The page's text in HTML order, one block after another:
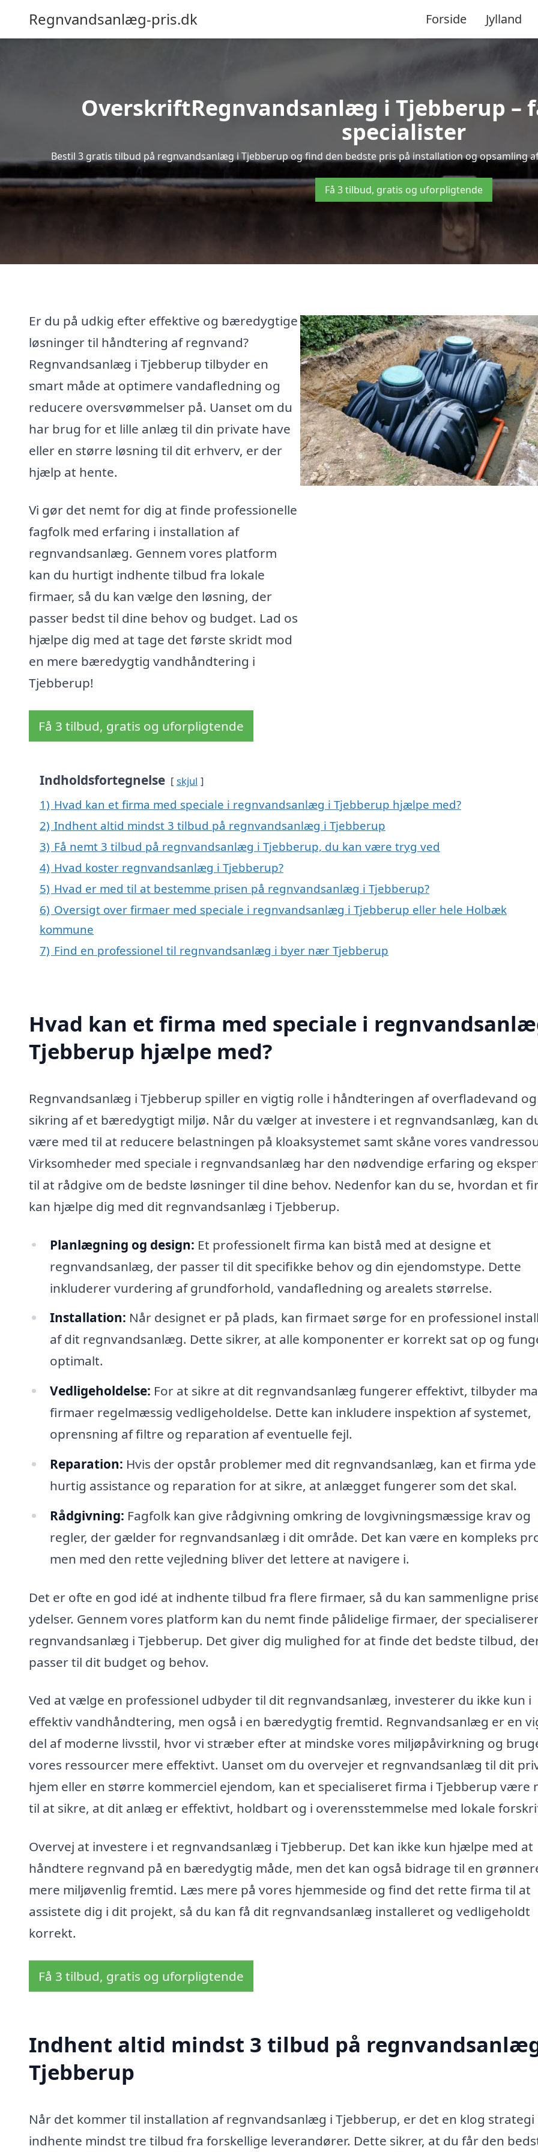
Regnvandsanlæg-pris.dk Forside Jylland
OverskriftRegnvandsanlæg i Tjebberup –
specialister
Bestil 3 gratis tilbud på regnvandsanlæg i Tjebberup og find den bedste pris på installation og opsamling
Få 3 tilbud, gratis og uforpligtende
Er du på udkig efter effektive og bæredygtige
løsninger til håndtering af regnvand?
Regnvandsanlæg i Tjebberup tilbyder en
smart måde at optimere vandafledning og
reducere oversvømmelser på. Uanset om du
har brug for et lille anlæg til din private have
eller en større løsning til dit erhverv, er der
hjælp at hente.
Vi gør det nemt for dig at finde professionelle
fagfolk med erfaring i installation af
regnvandsanlæg. Gennem vores platform
kan du hurtigt indhente tilbud fra lokale
firmaer, så du kan vælge den løsning, der
passer bedst til dine behov og budget. Lad os
hjælpe dig med at tage det første skridt mod
en mere bæredygtig vandhåndtering i
Tjebberup!
Få 3 tilbud, gratis og uforpligtende
Indholdsfortegnelse skjul
1) Hvad kan et firma med speciale i regnvandsanlæg i Tjebberup hjælpe med?
2) Indhent altid mindst 3 tilbud på regnvandsanlæg i Tjebberup
3) Få nemt 3 tilbud på regnvandsanlæg i Tjebberup, du kan være tryg ved
4) Hvad koster regnvandsanlæg i Tjebberup?
5) Hvad er med til at bestemme prisen på regnvandsanlæg i Tjebberup?
6) Oversigt over firmaer med speciale i regnvandsanlæg i Tjebberup eller hele Holbæk
kommune
7) Find en professionel til regnvandsanlæg i byer nær Tjebberup
Hvad kan et firma med speciale i
Tjebberup hjælpe med?
Regnvandsanlæg i Tjebberup spiller en vigtig rolle i håndteringen af overfladevand og
sikring af et bæredygtigt miljø. Når du vælger at investere i et regnvandsanlæg, kan
være med til at reducere belastningen på kloaksystemet samt skåne vores
Virksomheder med speciale i regnvandsanlæg har den nødvendige erfaring og
til at rådgive om de bedste løsninger til dine behov. Nedenfor kan du se, hvordan et
kan hjælpe dig med dit regnvandsanlæg i Tjebberup.
Planlægning og design: Et professionelt firma kan bistå med at designe et
regnvandsanlæg, der passer til dit specifikke behov og din ejendomstype. Dette
inkluderer vurdering af grundforhold, vandafledning og arealets størrelse.
Installation: Når designet er på plads, kan firmaet sørge for en professionel
af dit regnvandsanlæg. Dette sikrer, at alle komponenter er korrekt sat op og
optimalt.
Vedligeholdelse: For at sikre at dit regnvandsanlæg fungerer effektivt, tilbyder
firmaer regelmæssig vedligeholdelse. Dette kan inkludere inspektion af systemet,
oprensning af filtre og reparation af eventuelle fejl.
Reparation: Hvis der opstår problemer med dit regnvandsanlæg, kan et firma yde
hurtig assistance og reparation for at sikre, at anlægget fungerer som det skal.
Rådgivning: Fagfolk kan give rådgivning omkring de lovgivningsmæssige krav og
regler, der gælder for regnvandsanlæg i dit område. Det kan være en kompleks
men med den rette vejledning bliver det lettere at navigere i.
Det er ofte en god idé at indhente tilbud fra flere firmaer, så du kan sammenligne
ydelser. Gennem vores platform kan du nemt finde pålidelige firmaer, der
regnvandsanlæg i Tjebberup. Det giver dig mulighed for at finde det bedste tilbud,
passer til dit budget og behov.
Ved at vælge en professionel udbyder til dit regnvandsanlæg, investerer du ikke kun i
effektiv vandhåndtering, men også i en bæredygtig fremtid. Regnvandsanlæg er en
del af moderne livsstil, hvor vi stræber efter at mindske vores miljøpåvirkning og
vores ressourcer mere effektivt. Uanset om du overvejer et regnvandsanlæg til dit
hjem eller en større kommerciel ejendom, kan et specialiseret firma i Tjebberup være
til at sikre, at dit anlæg er effektivt, holdbart og i overensstemmelse med lokale
Overvej at investere i et regnvandsanlæg i Tjebberup. Det kan ikke kun hjælpe med at
håndtere regnvand på en bæredygtig måde, men det kan også bidrage til en
mere miljøvenlig fremtid. Læs mere på vores hjemmeside og find det rette firma til at
assistete dig i dit projekt, så du kan få dit regnvandsanlæg installeret og vedligeholdt
korrekt.
Få 3 tilbud, gratis og uforpligtende
Indhent altid mindst 3 tilbud på
Tjebberup
Når det kommer til installation af regnvandsanlæg i Tjebberup, er det en klog strategi
indhente mindst tre tilbud fra forskellige leverandører. Dette sikrer, at du får den